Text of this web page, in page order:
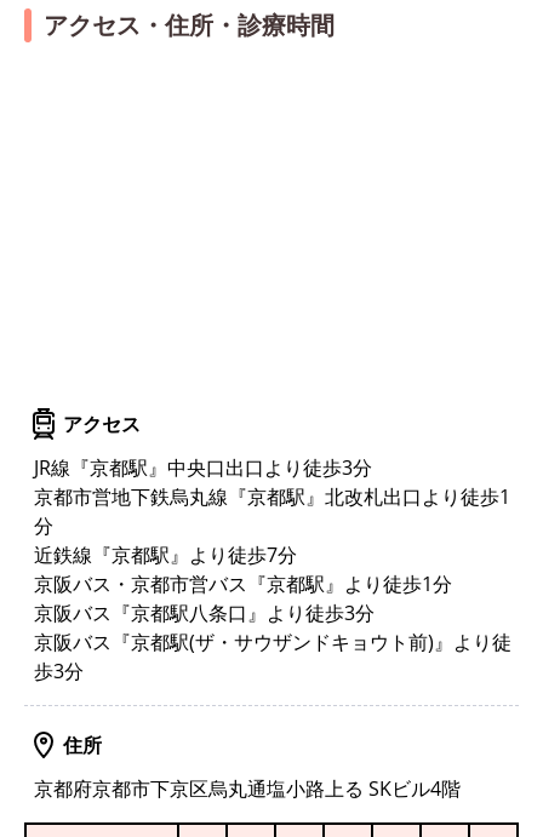
アクセス・住所・診療時間
アクセス
JR線『京都駅』中央口出口より徒歩3分
京都市営地下鉄烏丸線『京都駅』北改札出口より徒歩1
分
近鉄線『京都駅』より徒歩7分
京阪バス・京都市営バス『京都駅』より徒歩1分
京阪バス『京都駅八条口』より徒歩3分
京阪バス『京都駅(ザ・サウザンドキョウト前)』より徒
歩3分
住所
京都府京都市下京区烏丸通塩小路上る SKビル4階